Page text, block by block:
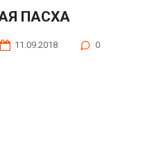
ПАСХА
11.09.2018
0